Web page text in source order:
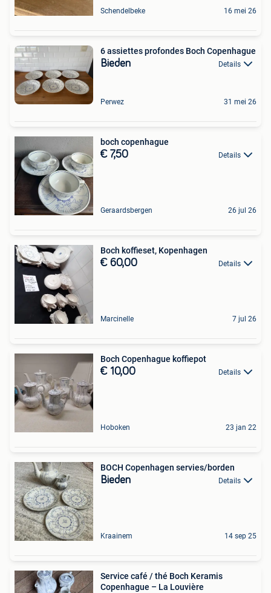
Schendelbeke 16 mei 26
6 assiettes profondes Boch Copenhague
Bieden Details
Perwez 31 mei 26
boch copenhague
€ 7,50 Details
Geraardsbergen 26 jul 26
Boch koffieset, Kopenhagen
€ 60,00 Details
Marcinelle 7 jul 26
Boch Copenhague koffiepot
€ 10,00 Details
Hoboken 23 jan 22
BOCH Copenhagen servies/borden
Bieden Details
Kraainem 14 sep 25
Service café / thé Boch Keramis
Copenhague – La Louvière